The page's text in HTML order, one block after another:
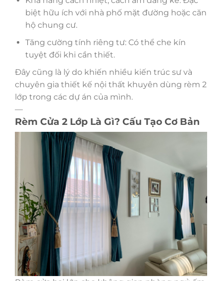
biệt hữu ích với nhà phố mặt đường hoặc căn
hộ chung cư.
Tăng cường tính riêng tư: Có thể che kín
tuyệt đối khi cần thiết.
Đây cũng là lý do khiến nhiều kiến trúc sư và
chuyên gia thiết kế nội thất khuyên dùng rèm 2
lớp trong các dự án của mình.
—
Rèm Cửa 2 Lớp Là Gì? Cấu Tạo Cơ Bản